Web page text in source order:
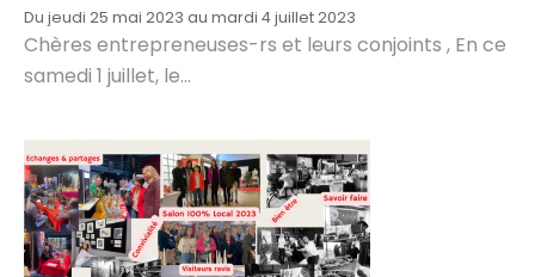
Du jeudi 25 mai 2023 au mardi 4 juillet 2023
Chères entrepreneuses-rs et leurs conjoints , En ce
samedi 1 juillet, le...